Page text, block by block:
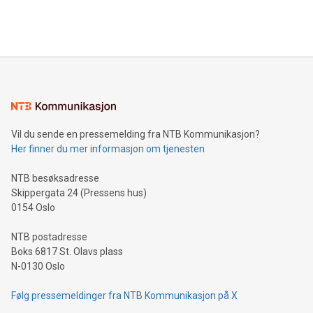
mining.Energy Market Dynamics: Explore how Bitcoin mining
mining.Sound Money: Discover how tamper-proof currency
neutral payment systems support humanitarian
projects.Carbon Footprint: Compare Bitcoin's environmental
event and dive into the critical topics of Bitcoin
Vil du sende en pressemelding fra NTB Kommunikasjon?
Her finner du mer informasjon om tjenesten
NTB besøksadresse
Skippergata 24 (Pressens hus)
0154 Oslo
NTB postadresse
Boks 6817 St. Olavs plass
N-0130 Oslo
Følg pressemeldinger fra NTB Kommunikasjon på X